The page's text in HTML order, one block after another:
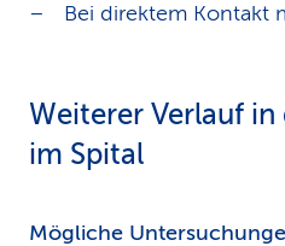
Bei direktem Kontakt
Weiterer Verlauf
im Spital
Mögliche